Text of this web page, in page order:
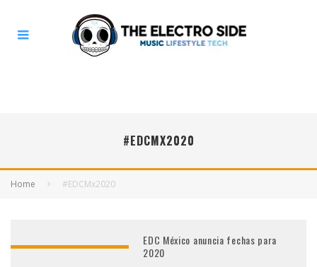
#EDCMX2020
Home #EDCMx2020
EDC México anuncia fechas para
2020